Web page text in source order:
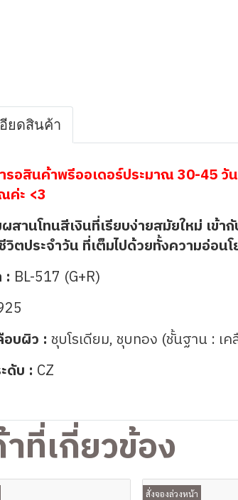
ยดสินค้า
รอสินค้าพรีออเดอร์ประมาณ 30-45
ค่ะ <3
สานโทนสีเงินที่เรียบง่ายสมัยใหม่ เข้
วิตประจำวัน ที่เต็มไปด้วยทั้งความอ่อน
: BL-517 (G+R)
อบผิว : ชุบโรเดียม, ชุบทอง (ชั้นฐาน : เ
ดับ : CZ
ที่เกี่ยวข้อง
สั่งจองล่วงหน้า